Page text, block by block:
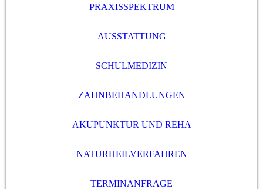
PRAXISSPEKTRUM
AUSSTATTUNG
SCHULMEDIZIN
ZAHNBEHANDLUNGEN
AKUPUNKTUR UND REHA
NATURHEILVERFAHREN
TERMINANFRAGE